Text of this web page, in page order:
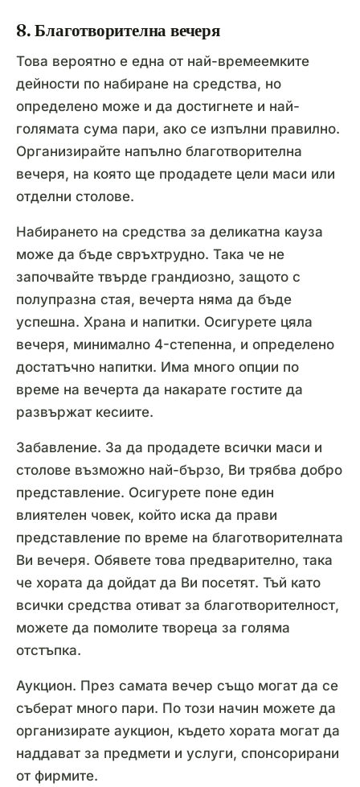
8. Благотворителна вечеря
Това вероятно е една от най-времеемките
дейности по набиране на средства, но
определено може и да достигнете и най-
голямата сума пари, ако се изпълни правилно.
Организирайте напълно благотворителна
вечеря, на която ще продадете цели маси или
отделни столове.
Набирането на средства за деликатна кауза
може да бъде свръхтрудно. Така че не
започвайте твърде грандиозно, защото с
полупразна стая, вечерта няма да бъде
успешна. Храна и напитки. Осигурете цяла
вечеря, минимално 4-степенна, и определено
достатъчно напитки. Има много опции по
време на вечерта да накарате гостите да
развържат кесиите.
Забавление. За да продадете всички маси и
столове възможно най-бързо, Ви трябва добро
представление. Осигурете поне един
влиятелен човек, който иска да прави
представление по време на благотворителната
Ви вечеря. Обявете това предварително, така
че хората да дойдат да Ви посетят. Тъй като
всички средства отиват за благотворителност,
можете да помолите твореца за голяма
отстъпка.
Аукцион. През самата вечер също могат да се
съберат много пари. По този начин можете да
организирате аукцион, където хората могат да
наддават за предмети и услуги, спонсорирани
от фирмите.